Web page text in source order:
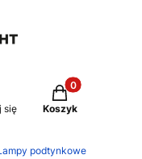
się
Produkty w
Koszyk
podtynkowe